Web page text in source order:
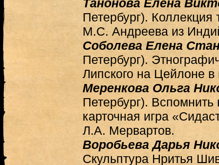
Танонова Елена
Петербург). Коллекция
М.С. Андреева из
Соболева Елена
Петербург).
Липского на Цейлоне в
Меренкова Ольга
Петербург).
карточная игра
Л.А. Мервартов.
Воробьева Дарья
Скульптура Нритья